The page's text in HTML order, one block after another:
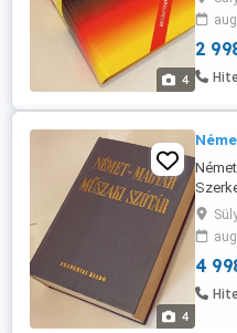
4
x 21
2
4
ISBN
1392
4